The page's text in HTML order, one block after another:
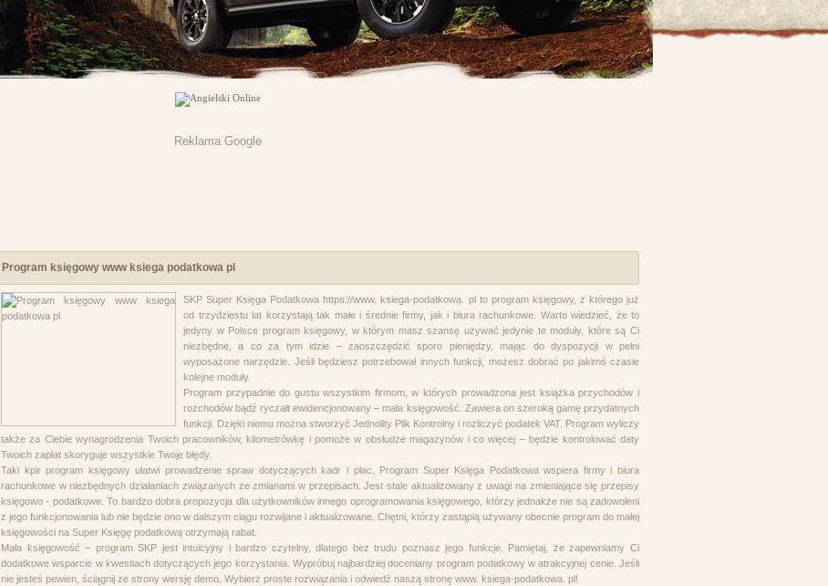
Reklama Google
projektowanie stron www
Program księgowy www ksiega podatkowa pl
SKP Super Księga Podatkowa https://www. ksiega-podatkowa. pl to program księgowy, z którego już
od trzydziestu lat korzystają tak małe i średnie firmy, jak i biura rachunkowe. Warto wiedzieć, że to
jedyny w Polsce program księgowy, w którym masz szansę używać jedynie te moduły, które są Ci
niezbędne, a co za tym idzie – zaoszczędzić sporo pieniędzy, mając do dyspozycji w pełni
wyposażone narzędzie. Jeśli będziesz potrzebował innych funkcji, możesz dobrać po jakimś czasie
kolejne moduły.
Program przypadnie do gustu wszystkim firmom, w których prowadzona jest książka przychodów i
rozchodów bądź ryczałt ewidencjonowany – mała księgowość. Zawiera on szeroką gamę przydatnych
funkcji. Dzięki niemu można stworzyć Jednolity Plik Kontrolny i rozliczyć podatek VAT. Program wyliczy
także za Ciebie wynagrodzenia Twoich pracowników, kilometrówkę i pomoże w obsłudze magazynów i co więcej – będzie kontrolować daty
Twoich zapłat skoryguje wszystkie Twoje błędy.
Taki kpir program księgowy ułatwi prowadzenie spraw dotyczących kadr i płac. Program Super Księga Podatkowa wspiera firmy i biura
rachunkowe w niezbędnych działaniach związanych ze zmianami w przepisach. Jest stale aktualizowany z uwagi na zmieniające się przepisy
księgowo - podatkowe. To bardzo dobra propozycja dla użytkowników innego oprogramowania księgowego, którzy jednakże nie są zadowoleni
z jego funkcjonowania lub nie będzie ono w dalszym ciągu rozwijane i aktualizowane. Chętni, którzy zastąpią używany obecnie program do małej
księgowości na Super Księgę podatkową otrzymają rabat.
Mała księgowość – program SKP jest intuicyjny i bardzo czytelny, dlatego bez trudu poznasz jego funkcje. Pamiętaj, że zapewniamy Ci
dodatkowe wsparcie w kwestiach dotyczących jego korzystania. Wypróbuj najbardziej doceniany program podatkowy w atrakcyjnej cenie. Jeśli
nie jesteś pewien, ściągnij ze strony wersję demo. Wybierz proste rozwiązania i odwiedź naszą stronę www. ksiega-podatkowa. pl!